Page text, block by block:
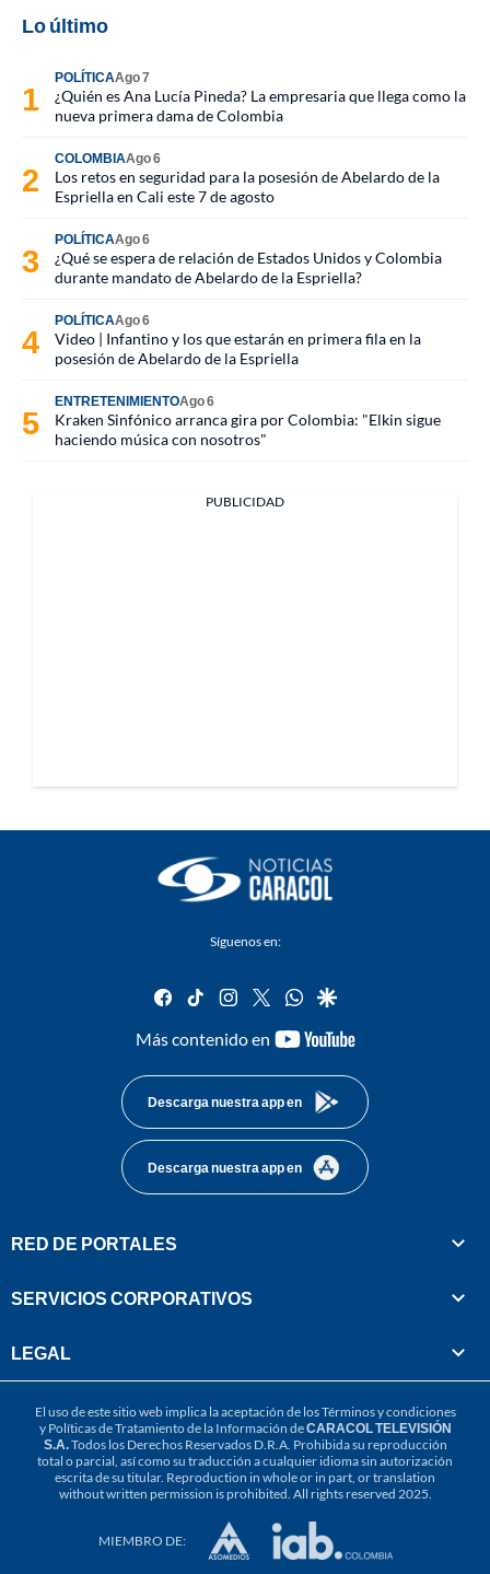
Lo último
POLÍTICAAgo 7
¿Quién es Ana Lucía Pineda? La empresaria que llega como la
nueva primera dama de Colombia
COLOMBIAAgo 6
Los retos en seguridad para la posesión de Abelardo de la
Espriella en Cali este 7 de agosto
POLÍTICAAgo 6
¿Qué se espera de relación de Estados Unidos y Colombia
durante mandato de Abelardo de la Espriella?
POLÍTICAAgo 6
Video | Infantino y los que estarán en primera fila en la
posesión de Abelardo de la Espriella
ENTRETENIMIENTOAgo 6
Kraken Sinfónico arranca gira por Colombia: "Elkin sigue
haciendo música con nosotros"
PUBLICIDAD
Síguenos en:
facebook
tiktok instagram
twitterwhatsapp
google
Más contenido en
youtube-
Descarga nuestra app en
Descarga nuestra app en
RED DE PORTALES
SERVICIOS CORPORATIVOS
LEGAL
El uso de este sitio web implica la aceptación de losTérminos y condiciones
y Políticas de Tratamiento de la Información deCARACOL TELEVISIÓN
S.A.Todos los Derechos Reservados D.R.A. Prohibida su reproducción
total o parcial, así como su traducción a cualquier idioma sin autorización
escrita de su titular. Reproduction in whole or in part, or translation
without written permission is prohibited. All rights reserved 2025.
MIEMBRO DE: